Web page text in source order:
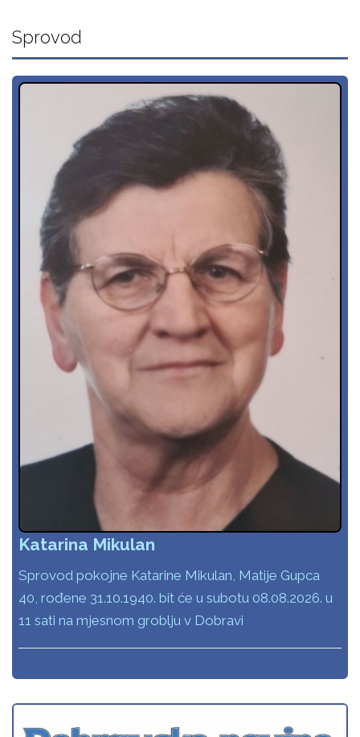
Sprovod
Katarina Mikulan
Sprovod pokojne Katarine Mikulan, Matije Gupca
40, rođene 31.10.1940. bit će u subotu 08.08.2026. u
11 sati na mjesnom groblju v Dobravi